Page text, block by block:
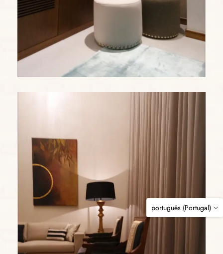
português (Portugal)